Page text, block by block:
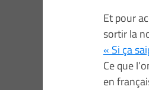
Et pour
sortir la
« Si ça
Ce que
en